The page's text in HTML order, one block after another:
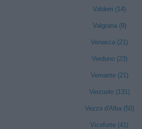
Valdieri (14)
Valgrana (9)
Venasca (21)
Verduno (23)
Vernante (21)
Verzuolo (131)
Vezza d'Alba (50)
Vicoforte (41)